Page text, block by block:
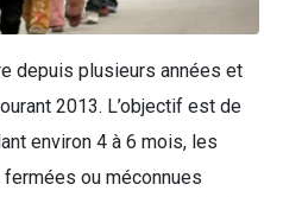
depuis plusieurs années et
2013. L’objectif est de
environ 4 à 6 mois, les
ou méconnues